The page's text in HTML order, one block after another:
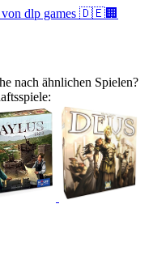
von dlp games 🇩🇪🏢
nach ähnlichen Spielen?